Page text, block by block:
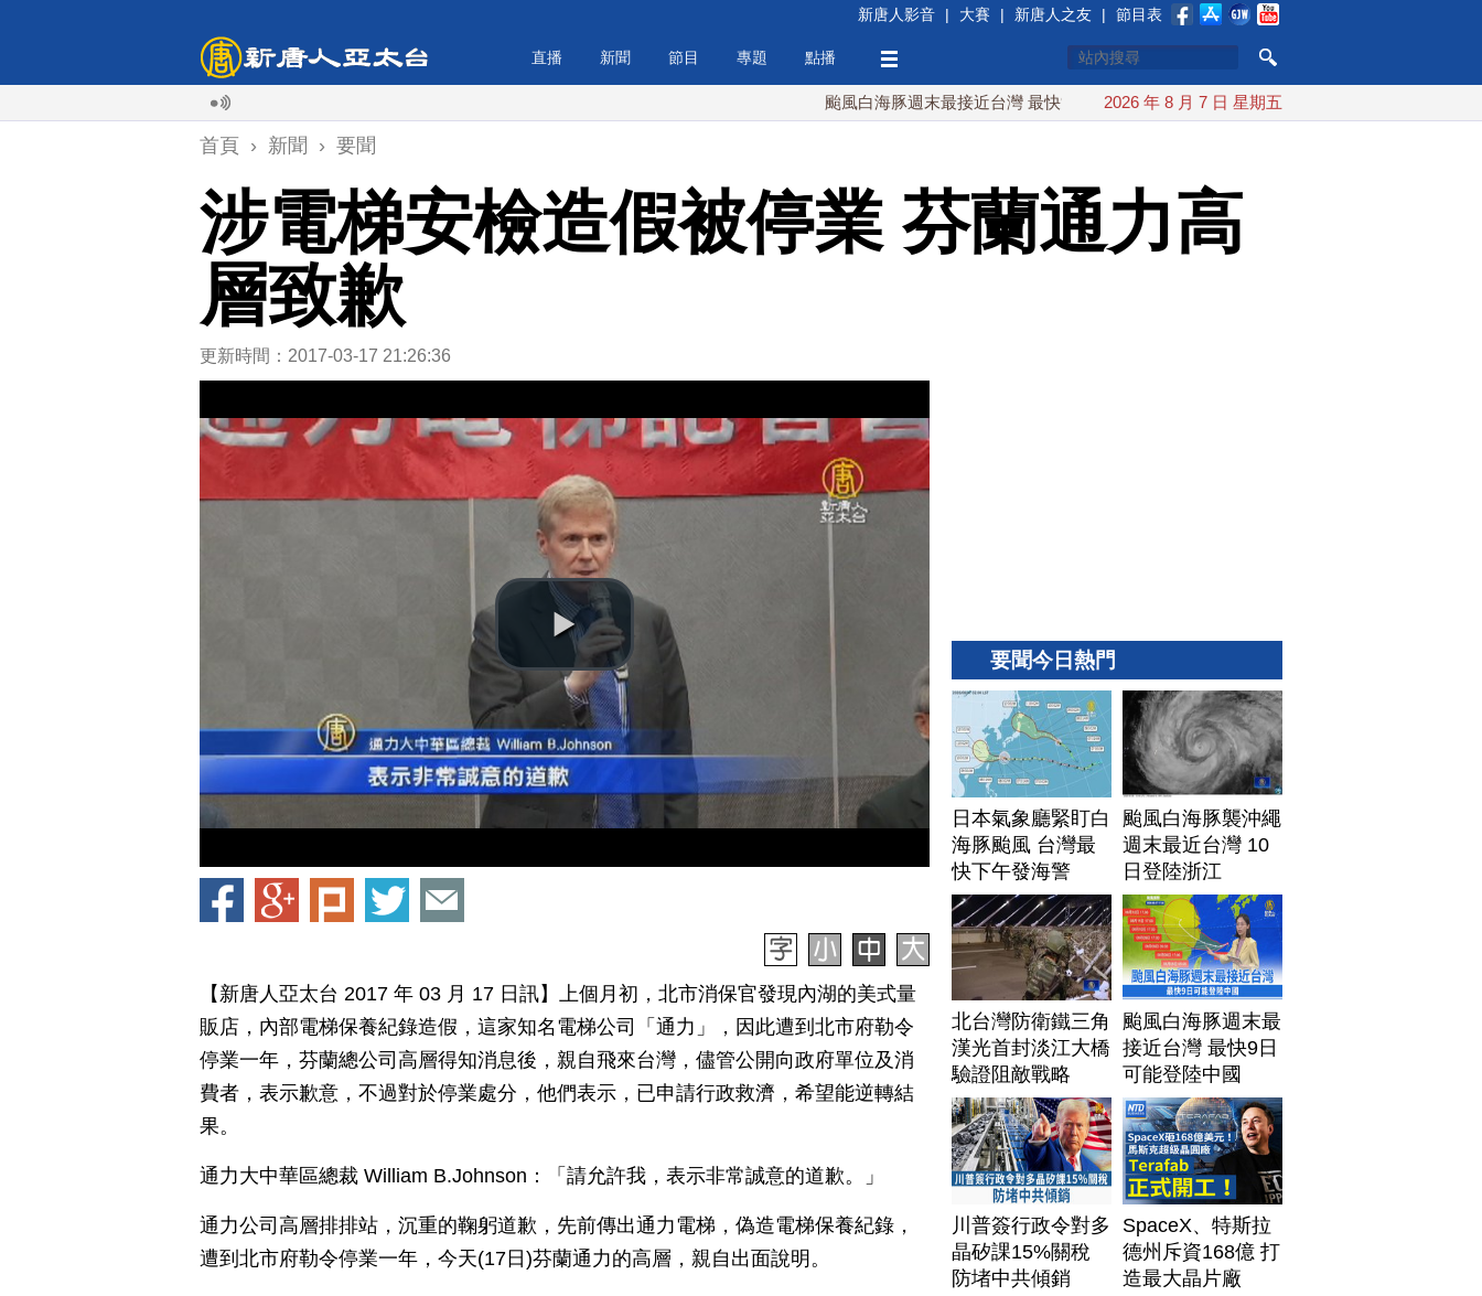
新唐人影音 | 大賽 | 新唐人之友 | 節目表
直播 新聞 節目 專題 點播
颱風白海豚週末最接近台灣 最快9日可能登陸中國 台灣漢光首結合城鎮演習 AIT連續發文讚「
2026 年 8 月 7 日 星期五
首頁 › 新聞 › 要聞
涉電梯安檢造假被停業 芬蘭通力高
層致歉
更新時間：2017-03-17 21:26:36
【新唐人亞太台 2017 年 03 月 17 日訊】上個月初，北市消保官發現內湖的美式量
販店，內部電梯保養紀錄造假，這家知名電梯公司「通力」，因此遭到北市府勒令
停業一年，芬蘭總公司高層得知消息後，親自飛來台灣，儘管公開向政府單位及消
費者，表示歉意，不過對於停業處分，他們表示，已申請行政救濟，希望能逆轉結
果。
通力大中華區總裁 William B.Johnson：「請允許我，表示非常誠意的道歉。」
通力公司高層排排站，沉重的鞠躬道歉，先前傳出通力電梯，偽造電梯保養紀錄，
遭到北市府勒令停業一年，今天(17日)芬蘭通力的高層，親自出面說明。
要聞今日熱門
日本氣象廳緊盯白
海豚颱風 台灣最
快下午發海警
颱風白海豚襲沖繩
週末最近台灣 10
日登陸浙江
北台灣防衛鐵三角
漢光首封淡江大橋
驗證阻敵戰略
颱風白海豚週末最
接近台灣 最快9日
可能登陸中國
川普簽行政令對多
晶矽課15%關稅
防堵中共傾銷
SpaceX、特斯拉
德州斥資168億 打
造最大晶片廠